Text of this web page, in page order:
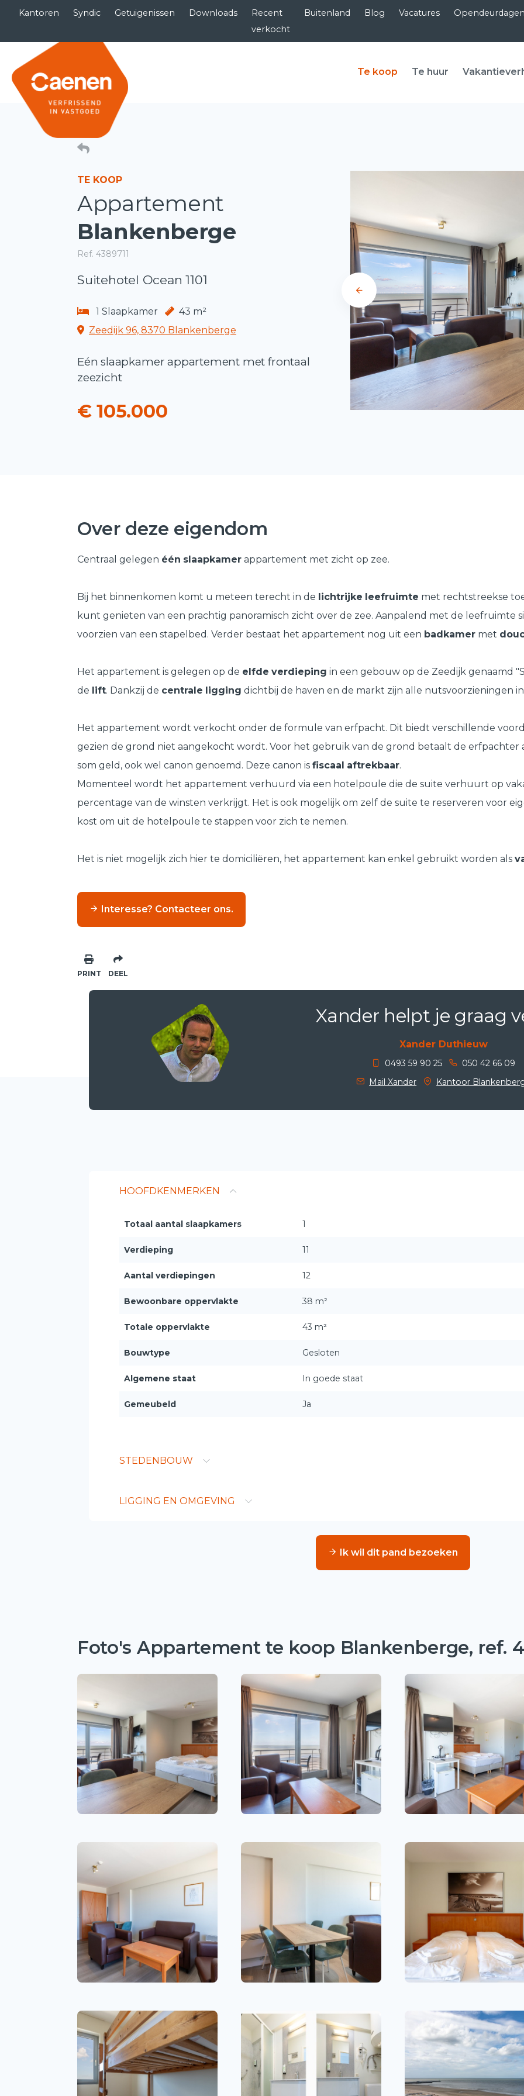
Kantoren Syndic Getuigenissen Downloads
Recent
verkocht
Buitenland Blog Vacatures
Te koop Te huur
TE KOOP
Appartement
Blankenberge
Ref. 4389711
Suitehotel Ocean 1101
1 Slaapkamer
43 m²
Zeedijk 96, 8370 Blankenberge
Eén slaapkamer appartement met frontaal
zeezicht
€ 105.000
Over deze eigendom
Centraal gelegen één slaapkamerappartement met zicht op zee.
Bij het binnenkomen komt u meteen terecht in de lichtrijke leefruimte met rechtstreekse
kunt genieten van een prachtig panoramisch zicht over de zee. Aanpalend met de leefruimte
voorzien van een stapelbed. Verder bestaat het appartement nog uit een badkamermet
Het appartement is gelegen op de elfde verdieping in een gebouw op de Zeedijk genaamd
de lift. Dankzij de centrale ligging dichtbij de haven en de markt zijn alle nutsvoorzieningen
Het appartement wordt verkocht onder de formule van erfpacht. Dit biedt verschillende
gezien de grond niet aangekocht wordt. Voor het gebruik van de grond betaalt de erfpachter
som geld, ook wel canon genoemd. Deze canon is fiscaal aftrekbaar.
Momenteel wordt het appartement verhuurd via een hotelpoule die de suite verhuurt op
percentage van de winsten verkrijgt. Het is ook mogelijk om zelf de suite te reserveren voor
kost om uit de hotelpoule te stappen voor zich te nemen.
Het is niet mogelijk zich hier te domiciliëren, het appartement kan enkel gebruikt worden als
Interesse? Contacteer ons.
PRINT DEEL
Xander helpt je graag
Xander Duthieuw
0493 59 90 25
050 42 66 09
Mail Xander
Kantoor
HOOFDKENMERKEN
Totaal aantal slaapkamers 1
Verdieping 11
Aantal verdiepingen 12
Bewoonbare oppervlakte 38 m²
Totale oppervlakte 43 m²
Bouwtype Gesloten
Algemene staat In goede staat
Gemeubeld Ja
STEDENBOUW
LIGGING EN OMGEVING
Ik wil dit pand bezoeken
Foto's Appartement te koop Blankenberge, ref.